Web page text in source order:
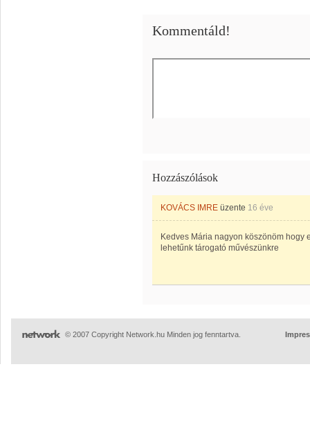
Kommentáld!
Hozzászólások
KOVÁCS IMRE üzente 16 éve
Kedves Mária nagyon köszönöm hogy
lehetűnk tárogató művészünkre
© 2007 Copyright Network.hu Minden jog fenntartva.